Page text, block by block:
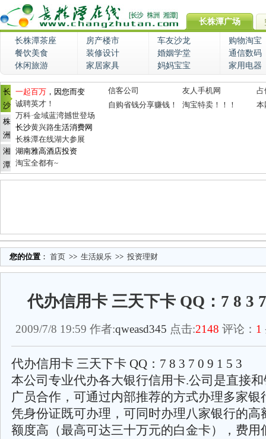
长株潭广场
长株潭茶座 房产楼市 车友沙龙
购物淘宝
餐饮美食
装修设计 婚姻学堂
通信数码
休闲旅游
家居家具 妈妈宝宝 家用电器
长
沙
株
洲
湘
潭
一起百万 ，因您而变
诚聘英才！
万科·金域蓝湾撼世登场
长沙黄兴路生活消费网
长株潭在线湖大参展
湖南雅高酒店投资
淘宝全都有~
信客公司 友人手机网
占
自购省钱分享赚钱！
淘宝特卖！！！ 本
您的位置 ： 首页 >> 生活娱乐 >> 投资理财
代办信用卡 三天下卡 QQ：7 8 3
2009/7/8 19:59 作者:qweasd345 点击:2148 评论： 1
代办信用卡 三天下卡 QQ：7 8 3 7 0 9 1 5 3
本公司专业代办各大银行信用卡.公司是直接
广员合作，可通过内部推荐的方式办理多家银
凭身份证既可办理，可同时办理八家银行的高
额度高（最高可达三十万元的白金卡），费用